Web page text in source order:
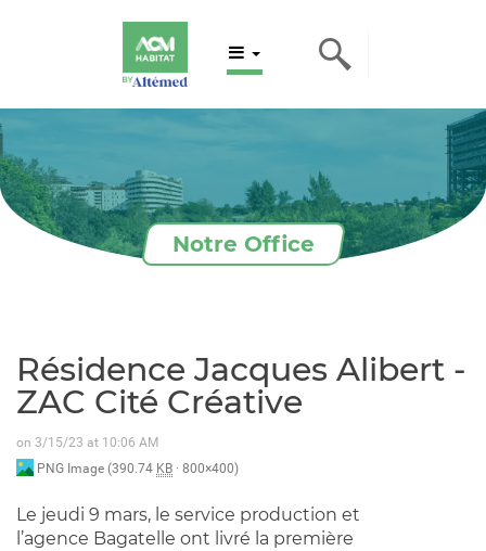
Notre Office
Résidence Jacques Alibert -
ZAC Cité Créative
on 3/15/23 at 10:06 AM
PNG Image (390.74 KB · 800×400)
Le jeudi 9 mars, le service production et
l’agence Bagatelle ont livré la première